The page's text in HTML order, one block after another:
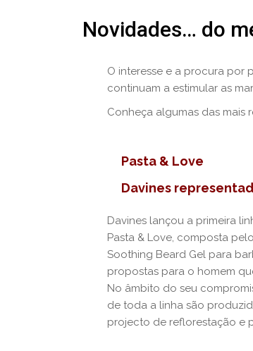
Novidades… do
O interesse e a procura por
continuam a estimular as
Conheça algumas das mais
Pasta & Love
Davines
Davines lançou a primeira
Pasta & Love, composta
Soothing Beard Gel para
propostas para o homem
No âmbito do seu
de toda a linha são
projecto de reflorestação e